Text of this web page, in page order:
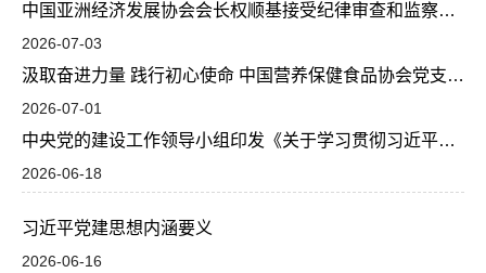
中国亚洲经济发展协会会长权顺基接受纪律审查和监察调查
2026-07-03
汲取奋进力量 践行初心使命 中国营养保健食品协会党支部组织观看建党105周年大会直播
2026-07-01
中央党的建设工作领导小组印发《关于学习贯彻习近平党建思想的通知》
2026-06-18
习近平党建思想内涵要义
2026-06-16